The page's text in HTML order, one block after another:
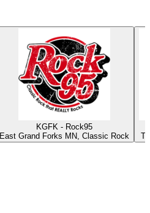
KGFK - Rock95
East Grand Forks MN, Classic Rock